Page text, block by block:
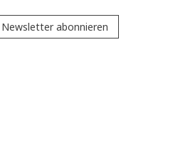
Newsletter abonnieren